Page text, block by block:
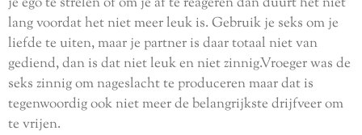
lang voordat het niet meer leuk is. Gebruik je seks om je
liefde te uiten, maar je partner is daar totaal niet van
gediend, dan is dat niet leuk en niet zinnig.Vroeger was de
seks zinnig om nageslacht te produceren maar dat is
tegenwoordig ook niet meer de belangrijkste drijfveer om
te vrijen.